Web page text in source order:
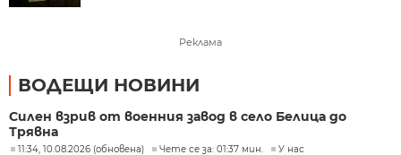
Реклама
ВОДЕЩИ НОВИНИ
Силен взрив от военния завод в село Белица до
Трявна
11:34, 10.08.2026 (обновена) Чете се за: 01:37 мин. У нас